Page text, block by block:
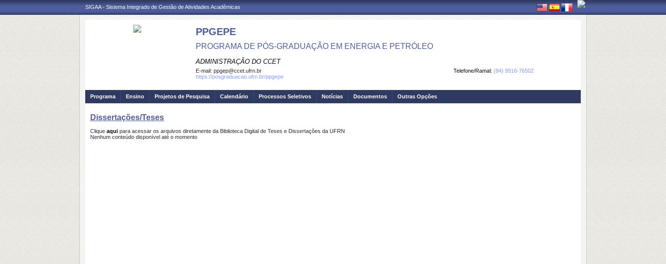
SIGAA - Sistema Integrado de Gestão de Atividades Acadêmicas
PPGEPE
PROGRAMA DE PÓS-GRADUAÇÃO EM ENERGIA E PETRÓLEO
ADMINISTRAÇÃO DO CCET
Telefone/Ramal: (84) 9916-76502
E-mail: ppgep@ccet.ufrn.br
https://posgraduacao.ufrn.br/ppgepe
Programa Ensino Projetos de Pesquisa Calendário Processos Seletivos Notícias Documentos Outras Opções
Dissertações/Teses
Clique aqui para acessar os arquivos diretamente da Biblioteca Digital de Teses e Dissertações da UFRN
Nenhum conteúdo disponível até o momento